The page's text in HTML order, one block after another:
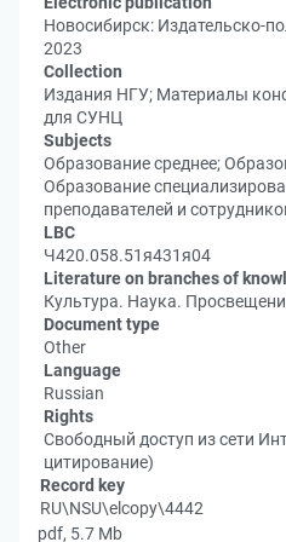
Новосибирск: Издательско-
2023
Collection
Издания НГУ; Материалы
для СУНЦ
Subjects
Образование среднее;
Образование
преподавателей и
LBC
Ч420.058.51я431я04
Literature on branches of
Культура. Наука.
Document type
Other
Language
Russian
Rights
Свободный доступ из сети
цитирование)
Record key
RU\NSU\elcopy\4442
pdf, 5.7 Mb